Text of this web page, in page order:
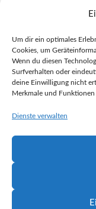
Um dir ein optimales
Cookies, um
Wenn du diesen
Surfverhalten oder
deine Einwilligung nicht
Merkmale und Funktionen
Dienste verwalten
Adresse:
Telefon
0234
Email: